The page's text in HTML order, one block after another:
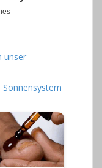
unser
Sonnensystem